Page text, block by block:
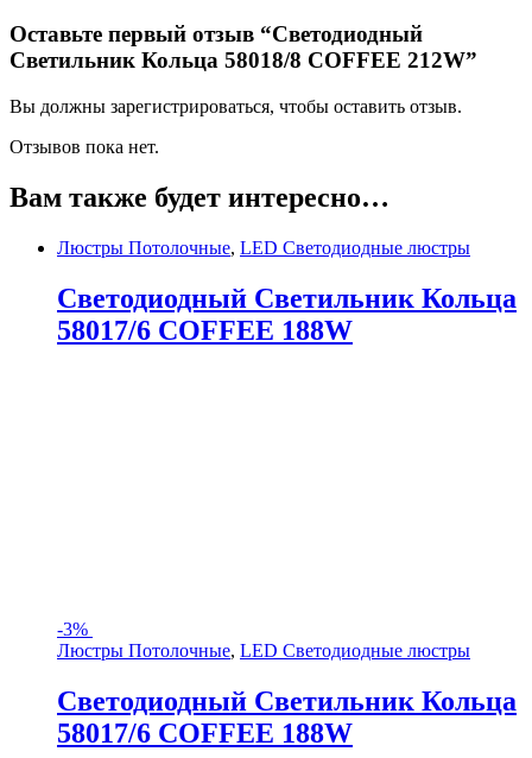
Оставьте первый отзыв “Светодиодный
Светильник Кольца 58018/8 COFFEE 212W”
Вы должны зарегистрироваться, чтобы оставить отзыв.
Отзывов пока нет.
Вам также будет интересно…
Люстры Потолочные, LED Светодиодные люстры
Светодиодный Светильник Кольца
58017/6 COFFEE 188W
-3%
Люстры Потолочные, LED Светодиодные люстры
Светодиодный Светильник Кольца
58017/6 COFFEE 188W